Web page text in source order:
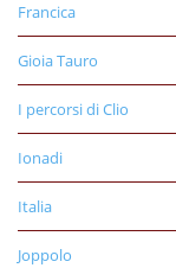
Francica
Gioia Tauro
I percorsi di Clio
Ionadi
Italia
Joppolo